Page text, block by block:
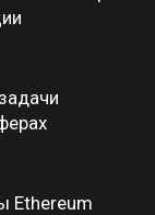
Ethereum